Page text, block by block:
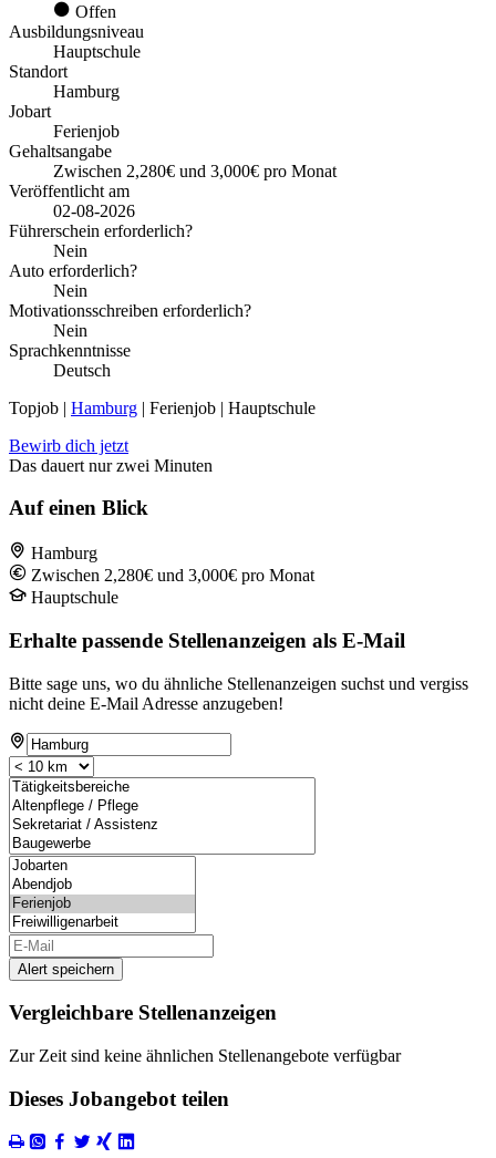
Offen
Ausbildungsniveau
Hauptschule
Standort
Hamburg
Jobart
Ferienjob
Gehaltsangabe
Zwischen 2,280€ und 3,000€ pro Monat
Veröffentlicht am
02-08-2026
Führerschein erforderlich?
Nein
Auto erforderlich?
Nein
Motivationsschreiben erforderlich?
Nein
Sprachkenntnisse
Deutsch
Topjob | Hamburg | Ferienjob | Hauptschule
Bewirb dich jetzt
Das dauert nur zwei Minuten
Auf einen Blick
Hamburg
Zwischen 2,280€ und 3,000€ pro Monat
Hauptschule
Erhalte passende Stellenanzeigen als E-Mail
Bitte sage uns, wo du ähnliche Stellenanzeigen suchst und vergiss
nicht deine E-Mail Adresse anzugeben!
Alert speichern
Vergleichbare Stellenanzeigen
Zur Zeit sind keine ähnlichen Stellenangebote verfügbar
Dieses Jobangebot teilen